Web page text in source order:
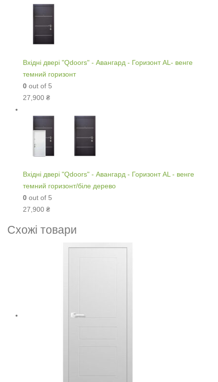
Вхідні двері "Qdoors" - Авангард - Горизонт AL- венге
темний горизонт
0 out of 5
27,900 ₴
Вхідні двері "Qdoors" - Авангард - Горизонт AL - венге
темний горизонт/біле дерево
0 out of 5
27,900 ₴
Схожі товари